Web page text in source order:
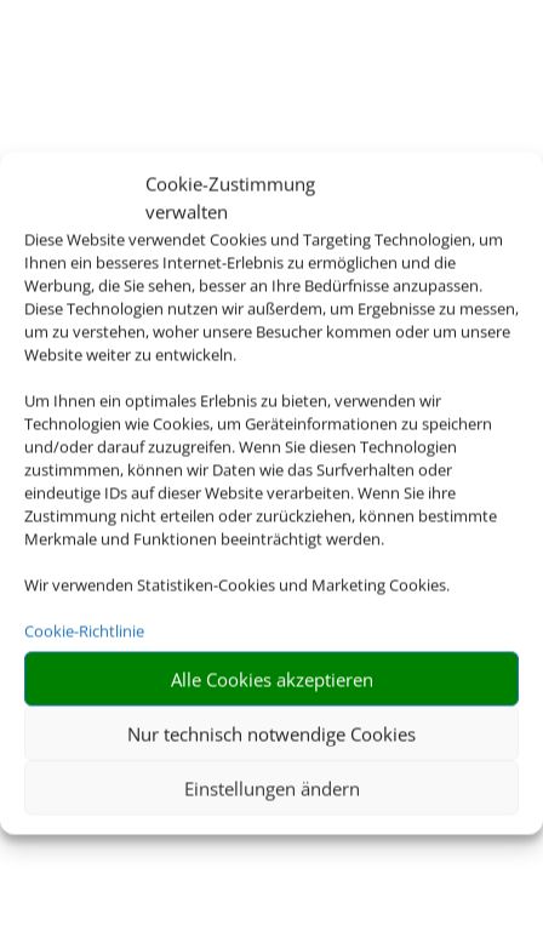
Cookie-Zustimmung
verwalten
Diese Website verwendet Cookies und Targeting Technologien, um
Ihnen ein besseres Internet-Erlebnis zu ermöglichen und die
Werbung, die Sie sehen, besser an Ihre Bedürfnisse anzupassen.
Diese Technologien nutzen wir außerdem, um Ergebnisse zu messen,
um zu verstehen, woher unsere Besucher kommen oder um unsere
Website weiter zu entwickeln.
Um Ihnen ein optimales Erlebnis zu bieten, verwenden wir
Technologien wie Cookies, um Geräteinformationen zu speichern
und/oder darauf zuzugreifen. Wenn Sie diesen Technologien
zustimmmen, können wir Daten wie das Surfverhalten oder
eindeutige IDs auf dieser Website verarbeiten. Wenn Sie ihre
Zustimmung nicht erteilen oder zurückziehen, können bestimmte
Merkmale und Funktionen beeinträchtigt werden.
Wir verwenden Statistiken-Cookies und Marketing Cookies.
Cookie-Richtlinie
Alle Cookies akzeptieren
Nur technisch notwendige Cookies
Einstellungen ändern
Reisebüro
Überwald
… wo der Urlaub beginnt